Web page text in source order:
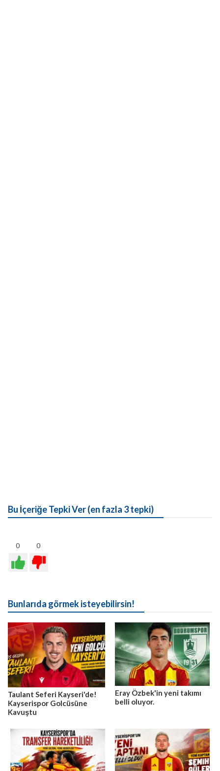
Bu İçeriğe Tepki Ver (en fazla 3 tepki)
0 0
Bunlarıda görmek isteyebilirsin!
Taulant Seferi Kayseri'de!
Kayserispor Golcüsüne
Kavuştu
Eray Özbek'in yeni takımı
belli oluyor.